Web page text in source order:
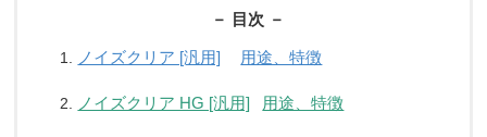
－ 目次 －
1. ノイズクリア [汎用] 用途、特徴
2. ノイズクリア HG [汎用] 用途、特徴